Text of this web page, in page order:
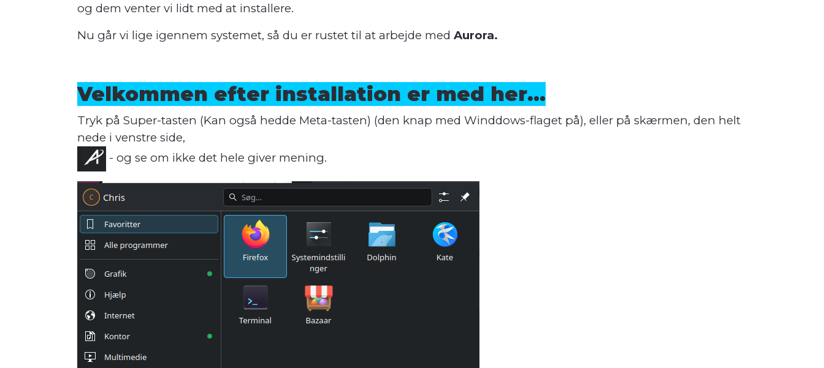
og dem venter vi lidt med at installere.
Nu går vi lige igennem systemet, så du er rustet til at arbejde med Aurora.
Velkommen efter installation er med her...
Tryk på Super-tasten (Kan også hedde Meta-tasten) (den knap med Winddows-flaget på), eller på skærmen, den helt
nede i venstre side,
- og se om ikke det hele giver mening.